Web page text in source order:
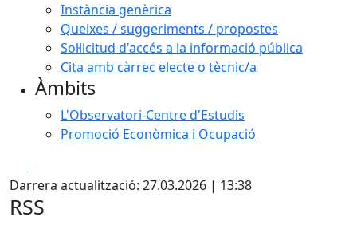
Instància genèrica
Queixes / suggeriments / propostes
Sol·licitud d'accés a la informació pública
Cita amb càrrec electe o tècnic/a
Àmbits
L'Observatori-Centre d'Estudis
Promoció Econòmica i Ocupació
Darrera actualització: 27.03.2026 | 13:38
RSS